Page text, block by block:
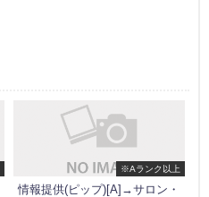
※Aランク以上
情報提供(ピップ)[A]→サロン・